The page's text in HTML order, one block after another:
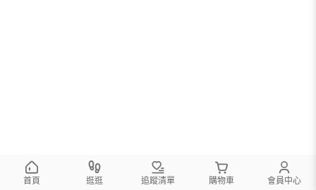
首頁 逛逛 追蹤清單 購物車 會員中心